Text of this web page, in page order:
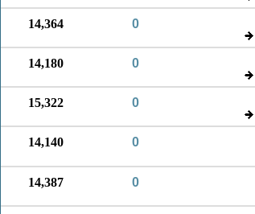
0
14,364
0
14,180
0
15,322
0
14,140
0
14,387